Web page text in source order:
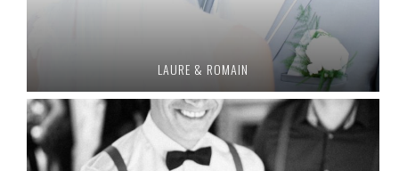
LAURE & ROMAIN